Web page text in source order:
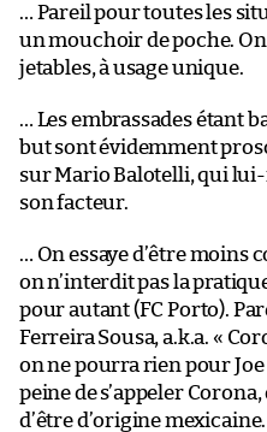
… Pareil pour toutes les
un mouchoir de poche.
jetables, à usage unique.
… Les embrassades étant
but sont évidemment
sur Mario Balotelli, qui
son facteur.
… On essaye d’être moins
on n’interdit pas la
pour autant (FC Porto).
Ferreira Sousa, a.k.a. «
on ne pourra rien pour
peine de s’appeler
d’être d’origine